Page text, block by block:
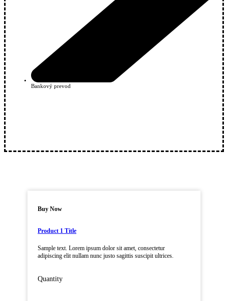
Bankový prevod
Buy Now
Product 1 Title
Sample text. Lorem ipsum dolor sit amet, consectetur
adipiscing elit nullam nunc justo sagittis suscipit ultrices.
Quantity